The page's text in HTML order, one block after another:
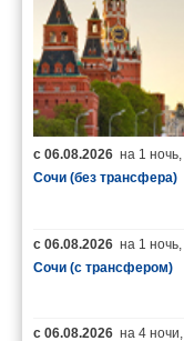
с 06.08.2026 на 1 ночь,
Сочи (без трансфера)
с 06.08.2026 на 1 ночь,
Сочи (с трансфером)
с 06.08.2026 на 4 ночи,